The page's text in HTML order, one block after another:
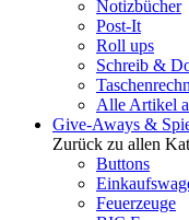
Notizbücher
Post-It
Roll ups
Schreib &
Alle Artikel
Give-Aways &
Zurück zu allen
Buttons
Feuerzeuge